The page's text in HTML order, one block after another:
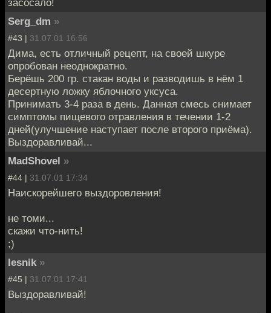
Serg_dm »
#43 | 31.07.01 16:56
Дима, есть отличный рецепт, на своей шкуре
опробован неоднократно.
Берёшь 200 гр. стакан воды и разводишь в нём 1
десертную ложку яблочного уксуса.
Принимать 3-4 раза в день. Данная смесь снимает
симптомы пищевого отравления в течении 1-2
дней(улучшение наступает после второго приёма).
Выздоравливай...
MadShovel »
#44 | 31.07.01 17:34
Наискорейшего выздоровления!
не томи...
скажи что-нить!
;)
lesnik »
#45 | 31.07.01 17:41
Выздоравливай!